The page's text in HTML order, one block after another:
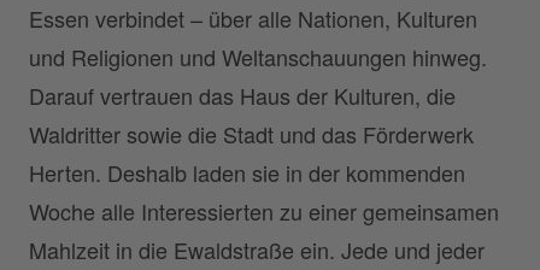
Essen verbindet – über alle Nationen, Kulturen
und Religionen und Weltanschauungen hinweg.
Darauf vertrauen das Haus der Kulturen, die
Waldritter sowie die Stadt und das Förderwerk
Herten. Deshalb laden sie in der kommenden
Woche alle Interessierten zu einer gemeinsamen
Mahlzeit in die Ewaldstraße ein. Jede und jeder